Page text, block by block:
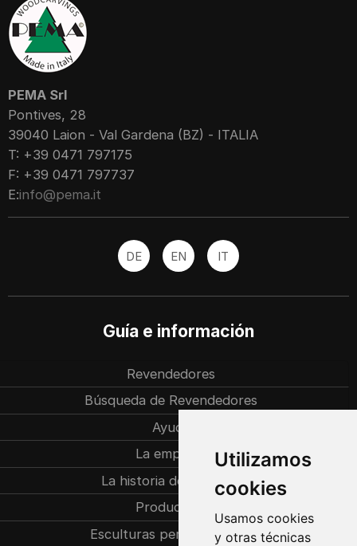
Utilizamos
cookies
Usamos cookies
y otras técnicas
PEMA Srl
Pontives, 28
39040 Laion - Val Gardena (BZ) - ITALIA
T: +39 0471 797175
F: +39 0471 797737
E:info@pema.it
DE EN IT
Guía e información
Revendedores
Búsqueda de Revendedores
Ayuda
La empresa
La historia de la familia
Producción
Esculturas personalizadas